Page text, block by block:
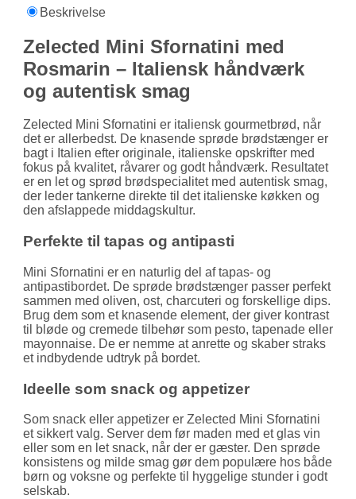
Beskrivelse
Zelected Mini Sfornatini med
Rosmarin – Italiensk håndværk
og autentisk smag
Zelected Mini Sfornatini er italiensk gourmetbrød, når
det er allerbedst. De knasende sprøde brødstænger er
bagt i Italien efter originale, italienske opskrifter med
fokus på kvalitet, råvarer og godt håndværk. Resultatet
er en let og sprød brødspecialitet med autentisk smag,
der leder tankerne direkte til det italienske køkken og
den afslappede middagskultur.
Perfekte til tapas og antipasti
Mini Sfornatini er en naturlig del af tapas- og
antipastibordet. De sprøde brødstænger passer perfekt
sammen med oliven, ost, charcuteri og forskellige dips.
Brug dem som et knasende element, der giver kontrast
til bløde og cremede tilbehør som pesto, tapenade eller
mayonnaise. De er nemme at anrette og skaber straks
et indbydende udtryk på bordet.
Ideelle som snack og appetizer
Som snack eller appetizer er Zelected Mini Sfornatini
et sikkert valg. Server dem før maden med et glas vin
eller som en let snack, når der er gæster. Den sprøde
konsistens og milde smag gør dem populære hos både
børn og voksne og perfekte til hyggelige stunder i godt
selskab.